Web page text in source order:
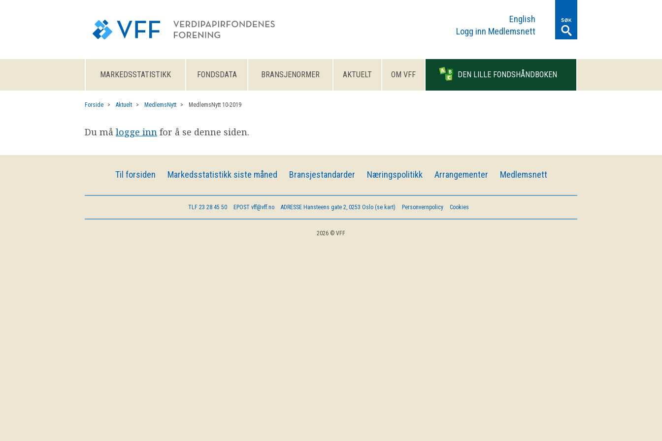
English
Logg inn Medlemsnett
MARKEDSSTATISTIKK FONDSDATA BRANSJENORMER AKTUELT OM VFF DEN LILLE FONDSHÅNDBOKEN
Forside Aktuelt MedlemsNytt MedlemsNytt 10-2019
Du må logge inn for å se denne siden.
Til forsiden Markedsstatistikk siste måned Bransjestandarder Næringspolitikk Arrangementer Medlemsnett
TLF 23 28 45 50 EPOST vff@vff.no ADRESSE Hansteens gate 2, 0253 Oslo (se kart) Personvernpolicy Cookies
2026 © VFF